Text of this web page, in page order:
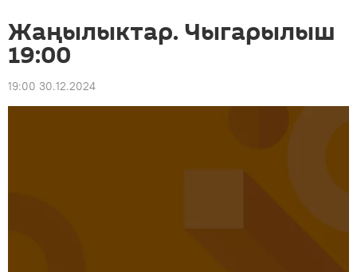
Жаңылыктар. Чыгарылыш
19:00
19:00 30.12.2024